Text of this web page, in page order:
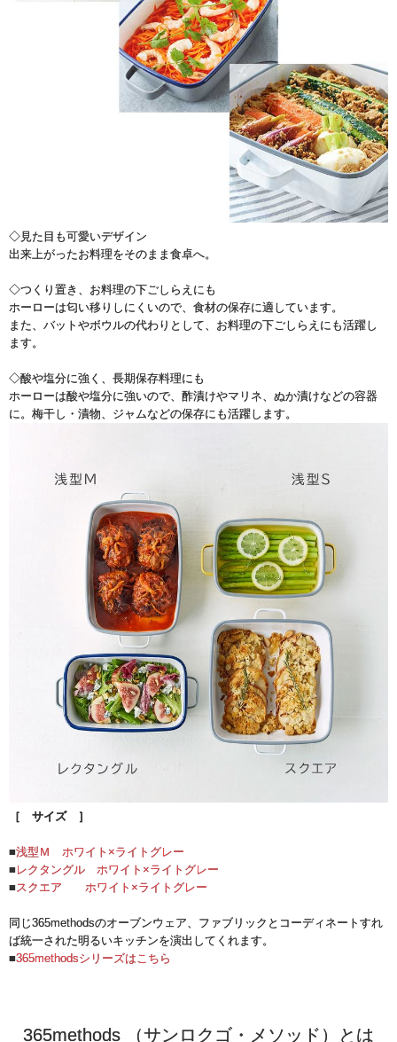
◇見た目も可愛いデザイン
出来上がったお料理をそのまま食卓へ。
◇つくり置き、お料理の下ごしらえにも
ホーローは匂い移りしにくいので、食材の保存に適しています。
また、バットやボウルの代わりとして、お料理の下ごしらえにも活躍し
ます。
◇酸や塩分に強く、長期保存料理にも
ホーローは酸や塩分に強いので、酢漬けやマリネ、ぬか漬けなどの容器
に。梅干し・漬物、ジャムなどの保存にも活躍します。
［ サイズ ］
■浅型Ｍ ホワイト×ライトグレー
■レクタングル ホワイト×ライトグレー
■スクエア ホワイト×ライトグレー
同じ365methodsのオーブンウェア、ファブリックとコーディネートすれ
ば統一された明るいキッチンを演出してくれます。
■365methodsシリーズはこちら
365methods （サンロクゴ・メソッド）とは